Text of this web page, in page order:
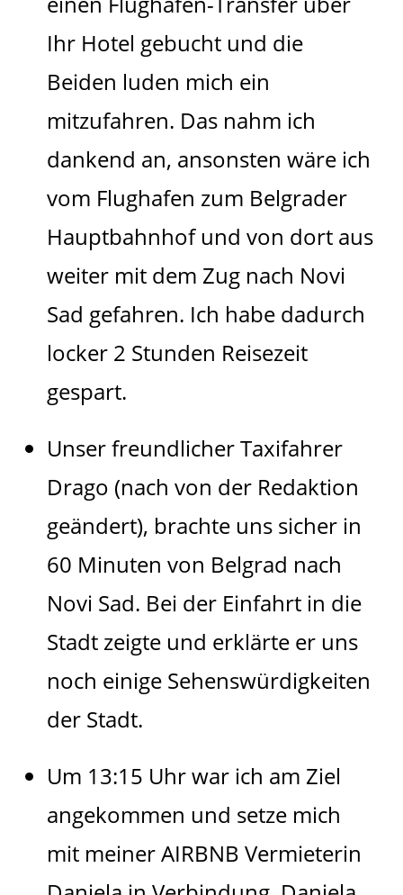
Ihr Hotel gebucht und die
Beiden luden mich ein
mitzufahren. Das nahm ich
dankend an, ansonsten wäre ich
vom Flughafen zum Belgrader
Hauptbahnhof und von dort aus
weiter mit dem Zug nach Novi
Sad gefahren. Ich habe dadurch
locker 2 Stunden Reisezeit
gespart.
Unser freundlicher Taxifahrer
Drago (nach von der Redaktion
geändert), brachte uns sicher in
60 Minuten von Belgrad nach
Novi Sad. Bei der Einfahrt in die
Stadt zeigte und erklärte er uns
noch einige Sehenswürdigkeiten
der Stadt.
Um 13:15 Uhr war ich am Ziel
angekommen und setze mich
mit meiner AIRBNB Vermieterin